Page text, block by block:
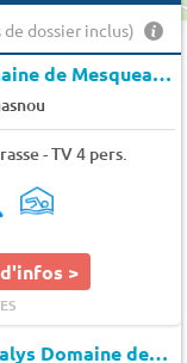
de dossier inclus)
Camping Domaine de Mesqueau *
- TV 4 pers.
>
Résidence Odalys Domaine des Roches Jaunes